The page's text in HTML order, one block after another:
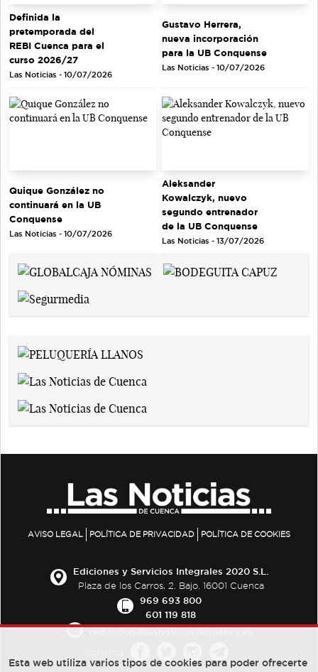
Definida la
pretemporada del
REBI Cuenca para el
curso 2026/27
Las Noticias - 10/07/2026
Gustavo Herrera,
nueva incorporación
para la UB Conquense
Las Noticias - 10/07/2026
Quique González no
continuará en la UB
Conquense
Las Noticias - 10/07/2026
Aleksander
Kowalczyk, nuevo
segundo entrenador
de la UB Conquense
Las Noticias - 13/07/2026
AVISO LEGAL POLÍTICA DE PRIVACIDAD POLÍTICA DE COOKIES
Ediciones y Servicios Integrales 2020 S.L.
Plaza de los Carros, 2. Bajo. 16001 Cuenca
969 693 800
601 119 818
Esta web utiliza varios tipos de cookies para poder ofrecerte